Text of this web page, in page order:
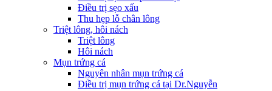
Điều trị sẹo xấu
Thu hẹp lỗ chân lông
Triệt lông, hôi nách
Triệt lông
Hôi nách
Mụn trứng cá
Nguyên nhân mụn trứng cá
Điều trị mụn trứng cá tại Dr.Nguyễn